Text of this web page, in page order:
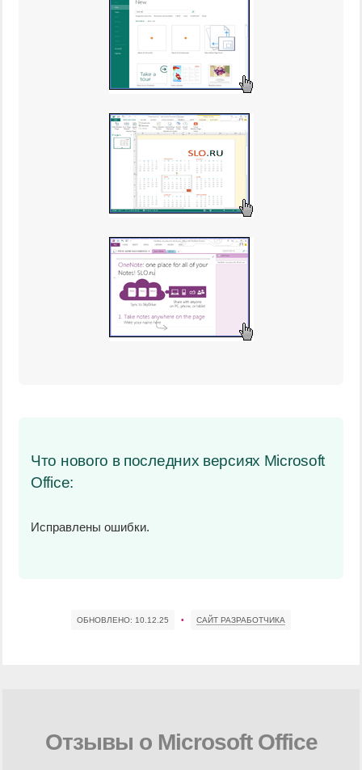
Что нового в последних версиях Microsoft
Office:
Исправлены ошибки.
ОБНОВЛЕНО: 10.12.25 • САЙТ РАЗРАБОТЧИКА
Отзывы о Microsoft Office